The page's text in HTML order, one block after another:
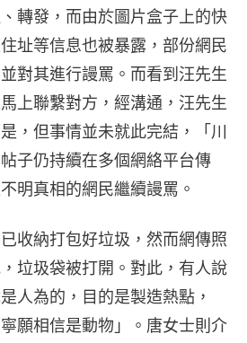
轉發，而由於圖片盒子上的快
址等信息也被暴露，部份網民
對其進行謾罵。而看到汪先生
上聯繫對方，經溝通，汪先生
，但事情並未就此完結，「川
子仍持續在多個網絡平台傳
明真相的網民繼續謾罵。
收納打包好垃圾，然而網傳照
垃圾袋被打開。對此，有人說
人為的，目的是製造熱點，
寧願相信是動物」。唐女士則介